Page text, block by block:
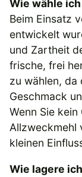
Wie wähle
Beim Einsatz
entwickelt
und Zartheit
frische, frei
zu wählen, da
Geschmack
Wenn Sie
Allzweckmehl
kleinen
Wie lagere